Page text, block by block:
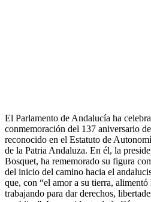
El Parlamento de Andalucía ha
conmemoración del 137 aniversario
reconocido en el Estatuto de
de la Patria Andaluza. En él, la
Bosquet, ha rememorado su figura
del inicio del camino hacia el
que, con “el amor a su tierra, alimentó
trabajando para dar derechos,